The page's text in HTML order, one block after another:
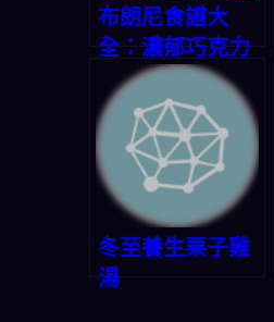
布朗尼食譜大
全：濃郁巧克力
的誘惑
冬至養生栗子雞
湯